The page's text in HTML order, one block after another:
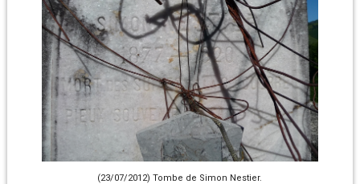
(23/07/2012) Tombe de Simon Nestier.